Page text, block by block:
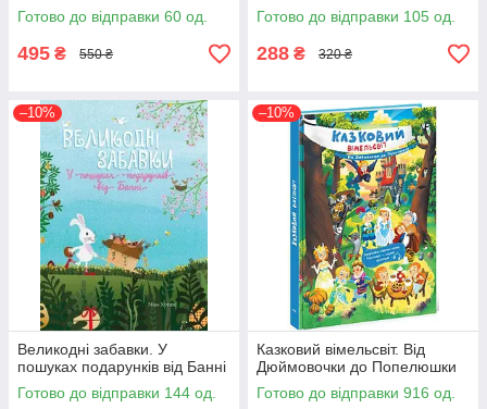
Готово до відправки 60 од.
495 ₴ 550 ₴
Готово до відправки 105 од.
288 ₴ 320 ₴
–10%
Великодні забавки. У
пошуках подарунків від Банні
Готово до відправки 144 од.
–10%
Казковий вімельсвіт. Від
Дюймовочки до Попелюшки
Готово до відправки 916 од.